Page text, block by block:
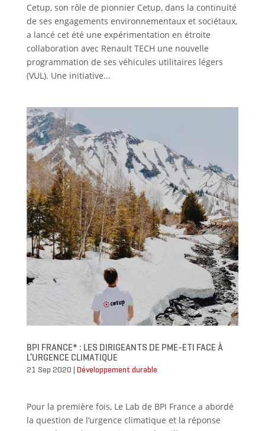
Cetup, son rôle de pionnier Cetup, dans la continuité
de ses engagements environnementaux et sociétaux,
a lancé cet été une expérimentation en étroite
collaboration avec Renault TECH une nouvelle
programmation de ses véhicules utilitaires légers
(VUL). Une initiative...
BPI FRANCE* : LES DIRIGEANTS DE PME-ETI FACE À
L’URGENCE CLIMATIQUE
21 Sep 2020 Développement durable
Pour la première fois, Le Lab de BPI France a abordé
la question de l’urgence climatique et la réponse